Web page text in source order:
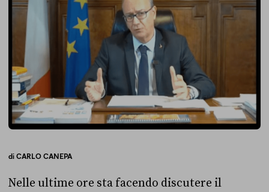
diCARLO CANEPA
Nelle ultime ore sta facendo discutere il